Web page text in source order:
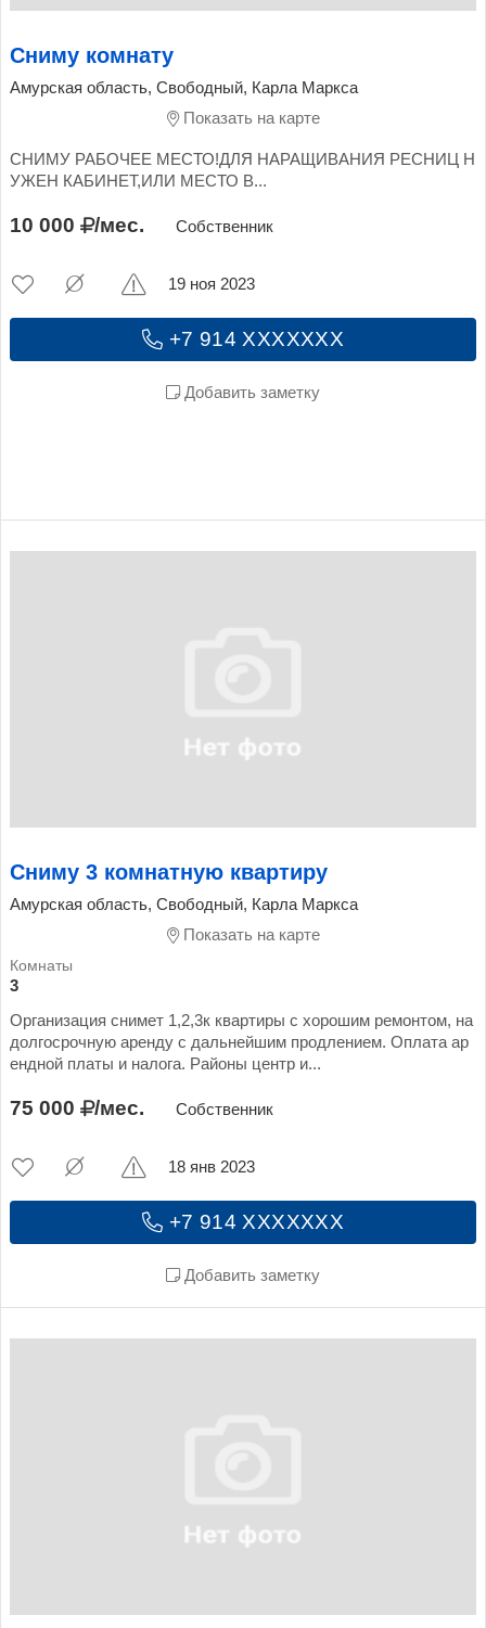
Сниму комнату
Амурская область, Свободный, Карла Маркса
Показать на карте
СНИМУ РАБОЧЕЕ МЕСТО!ДЛЯ НАРАЩИВАНИЯ РЕСНИЦ Н
УЖЕН КАБИНЕТ,ИЛИ МЕСТО В...
10 000 /мес. Собственник
+7 914 XXXXXXX
Добавить заметку
19 ноя 2023
Сниму 3 комнатную квартиру
Амурская область, Свободный, Карла Маркса
Показать на карте
3
Организация снимет 1,2,3к квартиры с хорошим ремонтом, на
долгосрочную аренду с дальнейшим продлением. Оплата ар
ендной платы и налога. Районы центр и...
75 000 /мес. Собственник
+7 914 XXXXXXX
Добавить заметку
18 янв 2023